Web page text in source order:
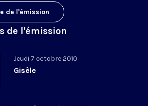
de l'émission
de l'émission
Jeudi 7 octobre 2010
Gisèle